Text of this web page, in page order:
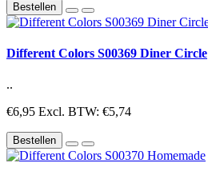
Bestellen
Different Colors S00369 Diner Circle
..
€6,95 Excl. BTW: €5,74
Bestellen